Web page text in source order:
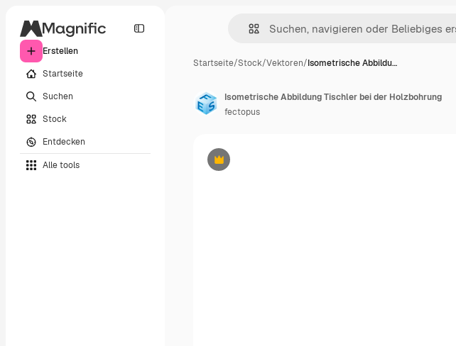
Erstellen
Startseite
Suchen
Stock
Entdecken
Alle tools
Startseite/Stock/Vektoren/Isometrische Abbildu…
Premium
Isometrische Abbildung Tischler bei der Holzbohrung
fectopus